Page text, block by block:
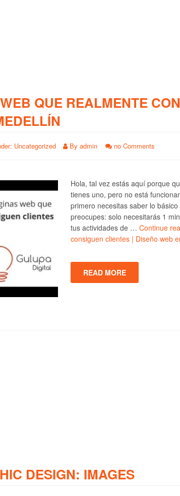
QUE REALMENTE
Uncategorized By admin no Comments
Hola, tal vez estás aquí porque
tienes uno, pero no está
primero necesitas saber lo
preocupes: solo necesitarás 1
tus actividades de … Continue
consiguen clientes | Diseño web
READ MORE
DESIGN: IMAGES